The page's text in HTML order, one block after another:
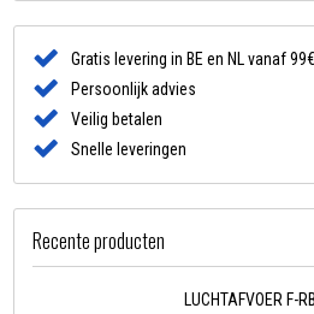
Gratis levering in BE en NL vanaf 99€
Persoonlijk advies
Veilig betalen
Snelle leveringen
Recente producten
LUCHTAFVOER F-